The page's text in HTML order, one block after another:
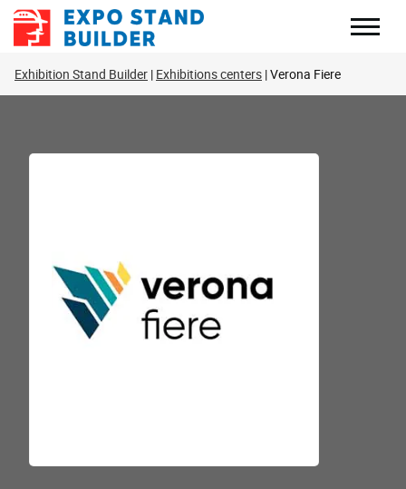
Skip
Exhibition Stand Builder Exhibitions centers Verona Fiere